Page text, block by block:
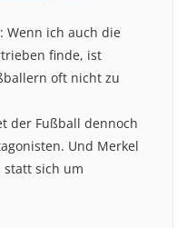
Wenn ich auch die
finde, ist
oft nicht zu
der Fußball dennoch
Und Merkel
statt sich um